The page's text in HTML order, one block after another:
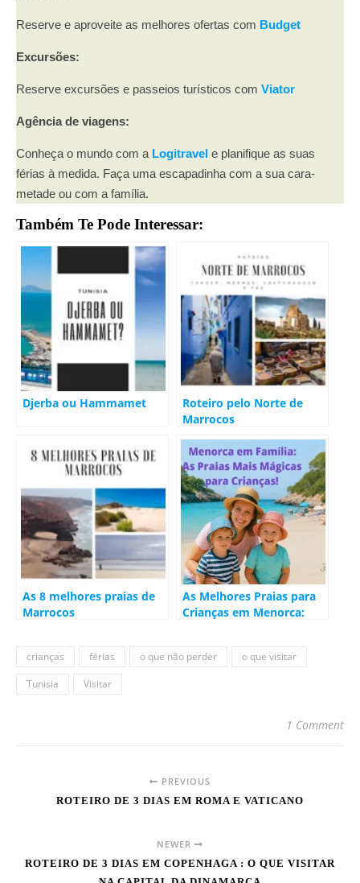
Reserve e aproveite as melhores ofertas com Budget
Excursões:
Reserve excursões e passeios turísticos com Viator
Agência de viagens:
Conheça o mundo com a Logitravel e planifique as suas
férias à medida. Faça uma escapadinha com a sua cara-
metade ou com a família.
Também Te Pode Interessar:
Djerba ou Hammamet
Roteiro pelo Norte de
Marrocos
As 8 melhores praias de
Marrocos
As Melhores Praias para
Crianças em Menorca:
crianças férias o que não perder
o que visitar
Tunisia
Visitar
1 Comment
PREVIOUS
ROTEIRO DE 3 DIAS EM ROMA E VATICANO
NEWER
ROTEIRO DE 3 DIAS EM COPENHAGA : O QUE VISITAR